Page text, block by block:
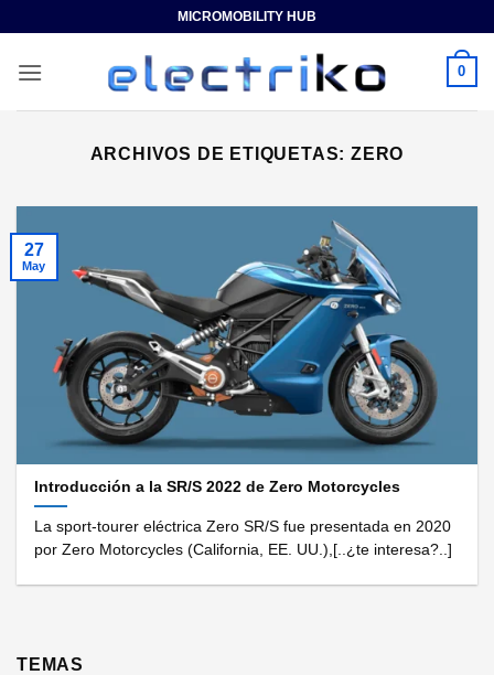
contenido
MICROMOBILITY HUB
0
ARCHIVOS DE ETIQUETAS:ZERO
Introducción a la SR/S 2022 de Zero Motorcycles
La sport-tourer eléctrica Zero SR/S fue presentada en 2020
por Zero Motorcycles (California, EE. UU.),[..¿te interesa?..]
27
May
TEMAS